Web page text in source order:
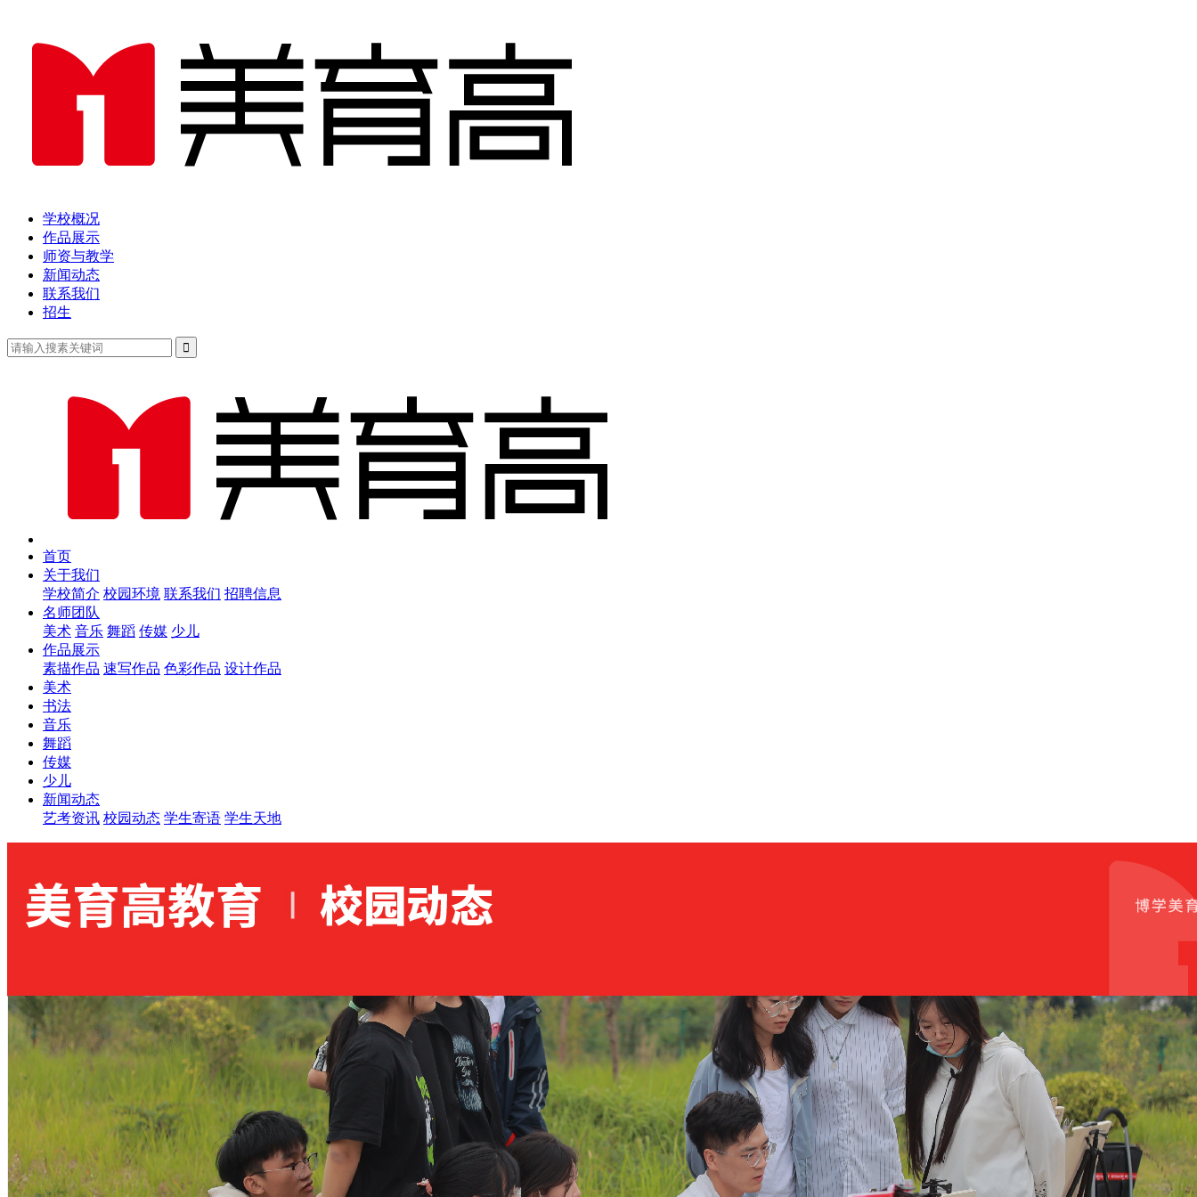
学校概况
作品展示
师资与教学
新闻动态
联系我们
招生
首页
关于我们
学校简介 校园环境 联系我们 招聘信息
名师团队
美术 音乐 舞蹈 传媒 少儿
作品展示
素描作品 速写作品 色彩作品 设计作品
美术
书法
音乐
舞蹈
传媒
少儿
新闻动态
艺考资讯 校园动态 学生寄语 学生天地